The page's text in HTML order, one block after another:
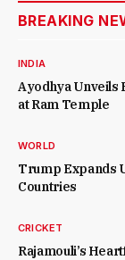
BREAKING
INDIA
Ayodhya Unveils
at Ram Temple
WORLD
Trump Expands
Countries
CRICKET
Rajamouli’s